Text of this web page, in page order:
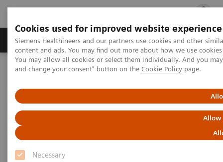
Cookies used for improved website experience
Siemens Healthineers and our partners use cookies and other
content and ads. You may find out more about how we use
You may allow all cookies or select them individually. And you
and change your consent" button on the Cookie Policy page.
Allow
Necessary
Ürün ve Hizmetler Öne Çıkanlar Sağlık
Siemens Healthineers Türkiye
Laboratuvar Diagnostiği
Webinar: Gestational Diabetes: Pathophysiology, Risk, and
Outcomes
Gestational Diabetes:
Pathophysiology, Risk, and